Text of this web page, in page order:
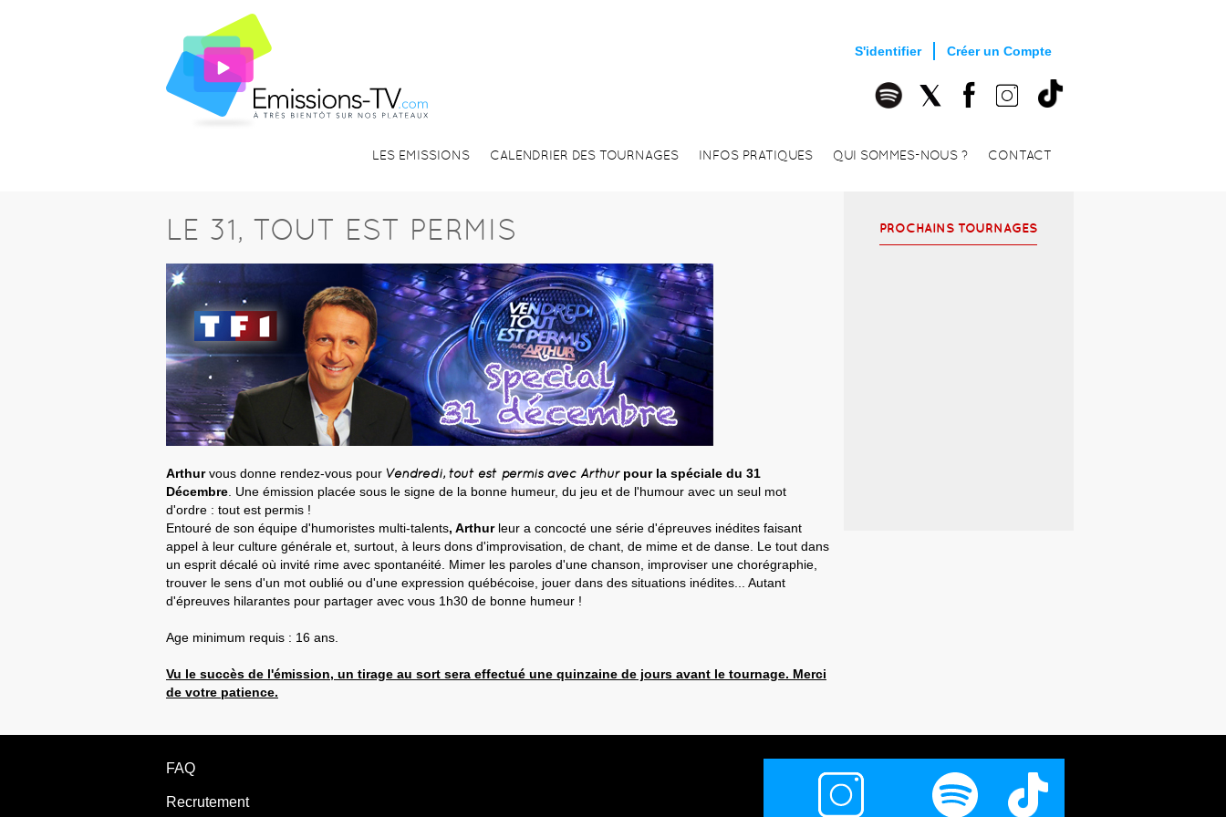
S'identifier Créer un Compte
LES EMISSIONS CALENDRIER DES TOURNAGES INFOS PRATIQUES QUI SOMMES-NOUS ? CONTACT
LE 31, TOUT EST PERMIS
Arthurvous donne rendez-vous pour Vendredi, tout est permis avec Arthur pour la spéciale du 31
Décembre . Une émission placée sous le signe de la bonne humeur, du jeu et de l'humour avec un seul mot
d'ordre : tout est permis !
Entouré de son équipe d'humoristes multi-talents, Arthur leur a concocté une série d'épreuves inédites faisant
appel à leur culture générale et, surtout, à leurs dons d'improvisation, de chant, de mime et de danse. Le tout dans
un esprit décalé où invité rime avec spontanéité. Mimer les paroles d'une chanson, improviser une chorégraphie,
trouver le sens d'un mot oublié ou d'une expression québécoise, jouer dans des situations inédites... Autant
d'épreuves hilarantes pour partager avec vous 1h30 de bonne humeur !
Age minimum requis : 16 ans.
Vu le succès de l'émission, un tirage au sort sera effectué une quinzaine de jours avant le tournage. Merci
de votre patience.
PROCHAINS TOURNAGES
FAQ
Recrutement